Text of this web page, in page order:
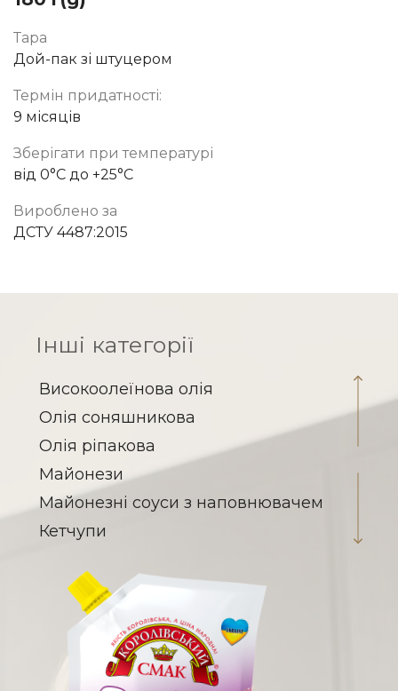
Тара
Дой-пак зі штуцером
Термін придатності:
9 місяців
Зберігати при температурі
від 0°C до +25°C
Вироблено за
ДСТУ 4487:2015
Тара
Пляшка ПЕТ з кришкою фліп-топ
Термін придатності:
9 місяців
Зберігати при температурі
від 0°C до +25°C
Вироблено за
ДСТУ 4487:2015
Інші категорії
Високоолеїнова олія
Олія соняшникова
Олія ріпакова
Майонези
Майонезні соуси з наповнювачем
Кетчупи
Заправка для борщу
Паста томатна
Кислота оцтова